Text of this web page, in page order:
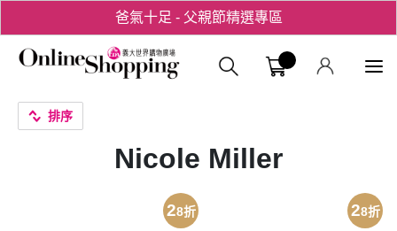
爸氣十足 - 父親節精選專區
用心愛你！七夕星選禮遇！義大購物
排序
Nicole Miller
28折 28折